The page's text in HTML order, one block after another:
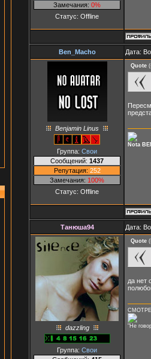
Замечания: 0%
Статус: Offline
Ben_Macho Дата:
Benjamin Linus
Группа: Свои
Сообщений: 1437
Репутация: 252
Замечания: 100%
Статус: Offline
Quote (
Nota
Танюша94 Дата:
dazzling
Группа: Свои
Quote (
да нет
"Не